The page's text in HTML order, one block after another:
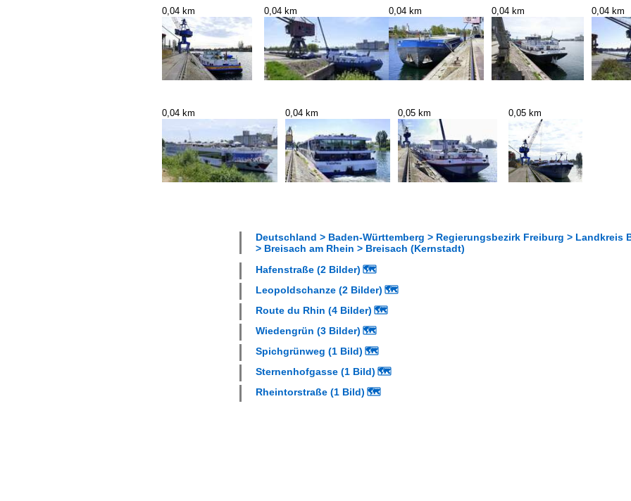
0,04 km 0,04 km 0,04 km 0,04 km 0,04 km
0,04 km 0,04 km 0,05 km 0,05 km
Deutschland > Baden-Württemberg > Regierungsbezirk Freiburg > Landkreis
> Breisach am Rhein > Breisach (Kernstadt)
Hafenstraße (2 Bilder) 🗺
Leopoldschanze (2 Bilder) 🗺
Route du Rhin (4 Bilder) 🗺
Wiedengrün (3 Bilder) 🗺
Spichgrünweg (1 Bild) 🗺
Sternenhofgasse (1 Bild) 🗺
Rheintorstraße (1 Bild) 🗺